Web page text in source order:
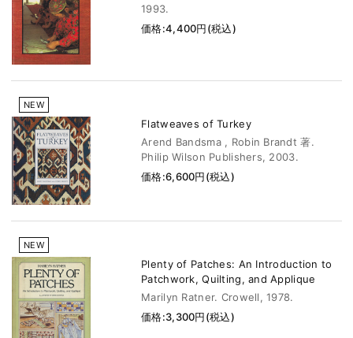
1993.
価格:4,400円(税込)
NEW
Flatweaves of Turkey
Arend Bandsma , Robin Brandt 著.
Philip Wilson Publishers, 2003.
価格:6,600円(税込)
NEW
Plenty of Patches: An Introduction to
Patchwork, Quilting, and Applique
Marilyn Ratner. Crowell, 1978.
価格:3,300円(税込)